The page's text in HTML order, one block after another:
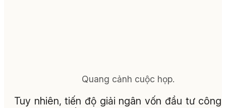
Quang cảnh cuộc họp.
Tuy nhiên, tiến độ giải ngân vốn đầu tư công